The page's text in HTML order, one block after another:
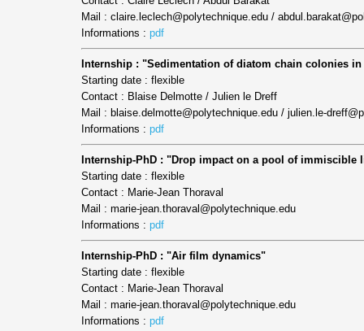
Mail : claire.leclech@polytechnique.edu /
Informations : pdf
Internship : "Sedimentation of diatom chain colonies
Starting date : flexible
Contact : Blaise Delmotte / Julien le Dreff
Mail : blaise.delmotte@polytechnique.edu / julien.le-
Informations : pdf
Internship-PhD : "Drop impact on a pool of immiscible
Starting date : flexible
Contact : Marie-Jean Thoraval
Mail : marie-jean.thoraval@polytechnique.edu
Informations : pdf
Internship-PhD : "Air film dynamics"
Starting date : flexible
Contact : Marie-Jean Thoraval
Mail : marie-jean.thoraval@polytechnique.edu
Informations : pdf